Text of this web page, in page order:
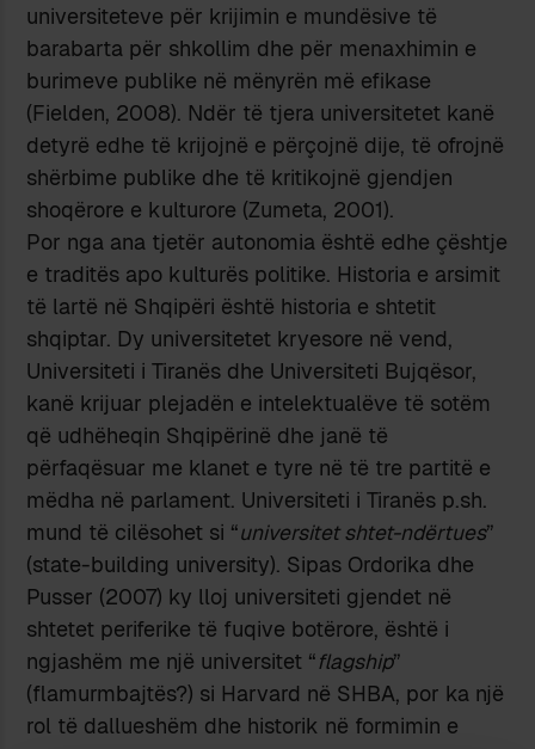
universiteteve për krijimin e mundësive të
barabarta për shkollim dhe për menaxhimin e
burimeve publike në mënyrën më efikase
(Fielden, 2008). Ndër të tjera universitetet kanë
detyrë edhe të krijojnë e përçojnë dije, të ofrojnë
shërbime publike dhe të kritikojnë gjendjen
shoqërore e kulturore (Zumeta, 2001).
Por nga ana tjetër autonomia është edhe çështje
e traditës apo kulturës politike. Historia e arsimit
të lartë në Shqipëri është historia e shtetit
shqiptar. Dy universitetet kryesore në vend,
Universiteti i Tiranës dhe Universiteti Bujqësor,
kanë krijuar plejadën e intelektualëve të sotëm
që udhëheqin Shqipërinë dhe janë të
përfaqësuar me klanet e tyre në të tre partitë e
mëdha në parlament. Universiteti i Tiranës p.sh.
mund të cilësohet si “universitet shtet-ndërtues”
(state-building university). Sipas Ordorika dhe
Pusser (2007) ky lloj universiteti gjendet në
shtetet periferike të fuqive botërore, është i
ngjashëm me një universitet “flagship”
(flamurmbajtës?) si Harvard në SHBA, por ka një
rol të dallueshëm dhe historik në formimin e